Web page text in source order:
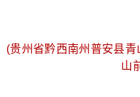
(贵州省黔西南州普安县
山